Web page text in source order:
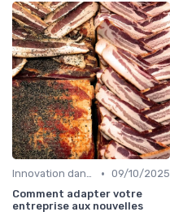
Innovation dans la food • 09/10/2025
Comment adapter votre
entreprise aux nouvelles